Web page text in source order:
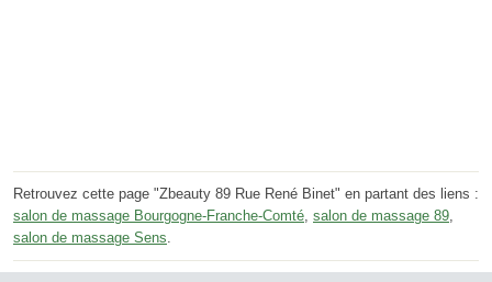
Retrouvez cette page "Zbeauty 89 Rue René Binet" en partant des liens :
salon de massage Bourgogne-Franche-Comté, salon de massage 89,
salon de massage Sens.